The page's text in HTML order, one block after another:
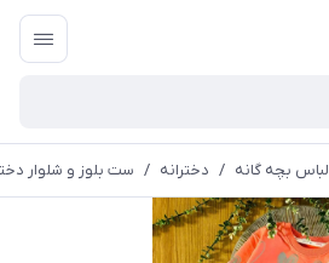
لباس بچه گانه / دخترانه / ست بلوز و شلوار